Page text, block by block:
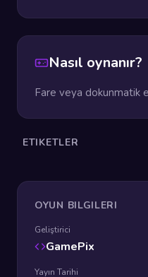
Nasıl oynanır?
Fare veya dokunmatik
ETIKETLER
OYUN BILGILERI
Geliştirici
GamePix
Yayın Tarihi